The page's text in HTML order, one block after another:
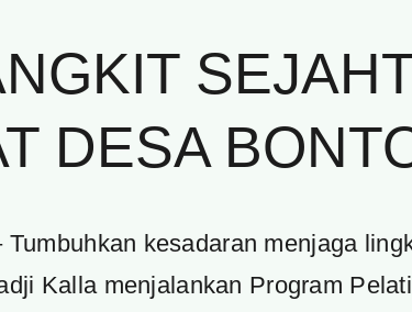
DESA
kesadaran menjaga
Kalla menjalankan Program